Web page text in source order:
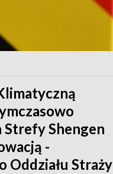
Shengen
-
Oddziału Straży